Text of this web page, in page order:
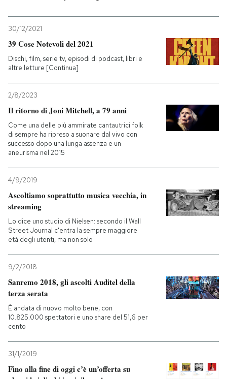
30/12/2021
39 Cose Notevoli del 2021
Dischi, film, serie tv, episodi di podcast, libri e
altre letture [Continua]
2/8/2023
Il ritorno di Joni Mitchell, a 79 anni
Come una delle più ammirate cantautrici folk
di sempre ha ripreso a suonare dal vivo con
successo dopo una lunga assenza e un
aneurisma nel 2015
4/9/2019
Ascoltiamo soprattutto musica vecchia, in
streaming
Lo dice uno studio di Nielsen: secondo il Wall
Street Journal c'entra la sempre maggiore
età degli utenti, ma non solo
9/2/2018
Sanremo 2018, gli ascolti Auditel della
terza serata
È andata di nuovo molto bene, con
10.825.000 spettatori e uno share del 51,6 per
cento
31/1/2019
Fino alla fine di oggi c’è un’offerta su